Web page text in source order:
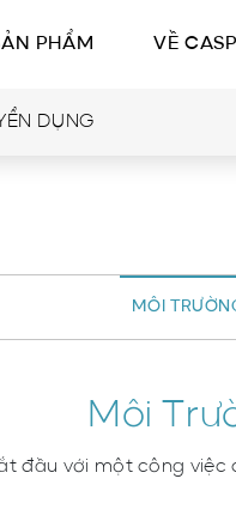
PHẨM VỀ
DỤNG
MÔI
Môi
đầu với một công